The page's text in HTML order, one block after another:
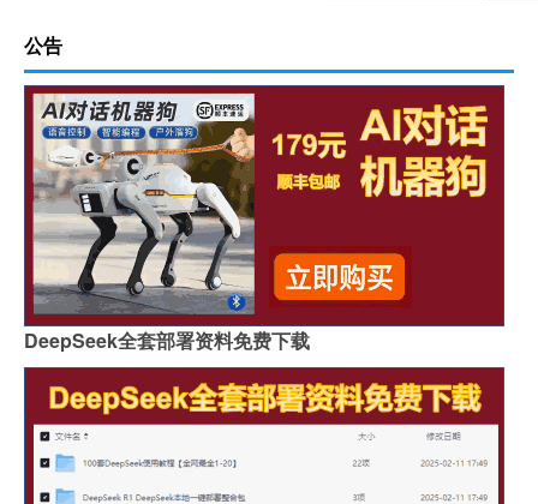
公告
DeepSeek全套部署资料免费下载